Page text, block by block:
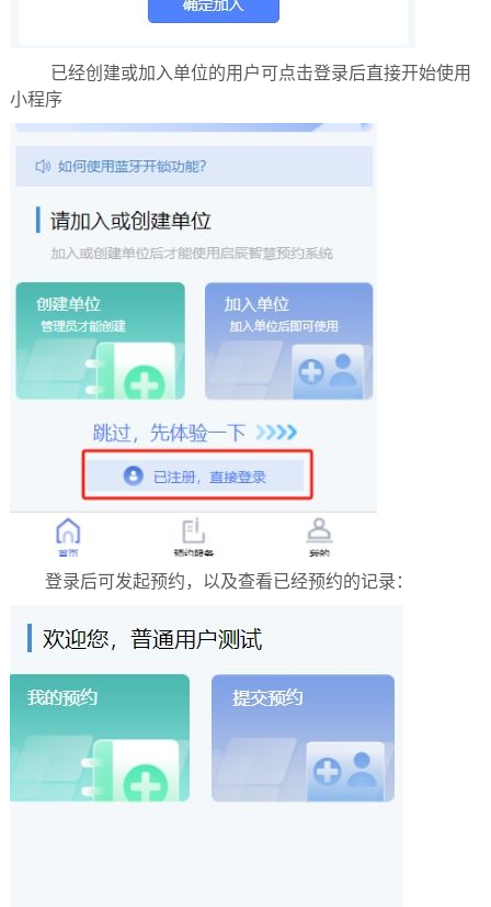
已经创建或加入单位的用户可点击登录后直接开始使用
小程序
登录后可发起预约，以及查看已经预约的记录：